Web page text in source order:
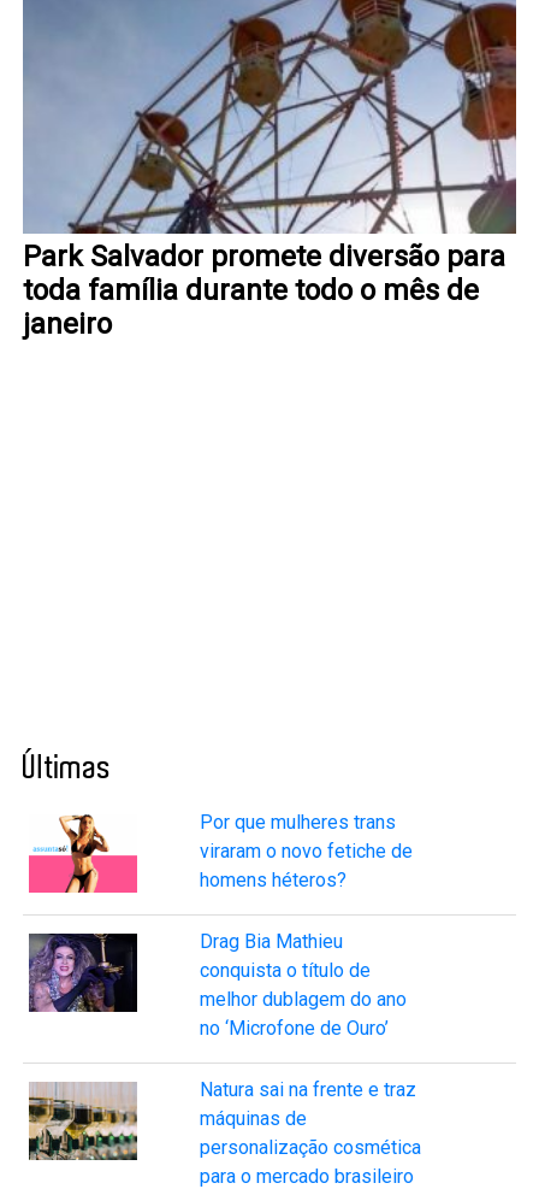
Park Salvador promete diversão para
toda família durante todo o mês de
janeiro
Últimas
Por que mulheres trans
viraram o novo fetiche de
homens héteros?
Drag Bia Mathieu
conquista o título de
melhor dublagem do ano
no ‘Microfone de Ouro’
Natura sai na frente e traz
máquinas de
personalização cosmética
para o mercado brasileiro